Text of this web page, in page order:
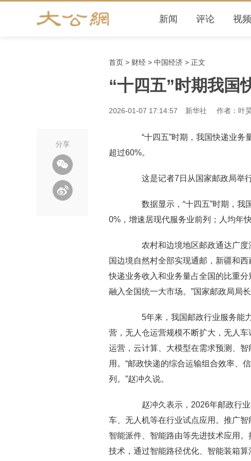
新闻 评论 视频
首页 > 财经 > 中国经济 > 正文
“十四五”时期我国
2026-01-07 17:14:57 新华社 作者：叶
分享
“十四五”时期，我国快递业务
超过60%。
这是记者7日从国家邮政局举行
数据显示，“十四五”时期，我
0%，增速居现代服务业前列；人均年
农村和边境地区邮政通达广度
国边境自然村全部实现通邮，新疆和
快递业务收入和业务量占全国的比重
融入全国统一大市场。”国家邮政局局长
5年来，我国邮政行业服务能力
营，无人仓运营规模不断扩大，无人
运营，云计算、大模型在需求预测、
用。“邮政快递的综合运输组合效率、
列。”赵冲久说。
赵冲久表示，2026年邮政行业
车、无人机等在行业试点应用。推广
智能派件、智能路由等先进技术应用
技术，通过智能路径优化、智能装箱